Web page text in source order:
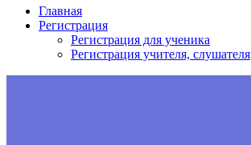
Главная
Регистрация
Регистрация для ученика
Регистрация учителя, слушателя